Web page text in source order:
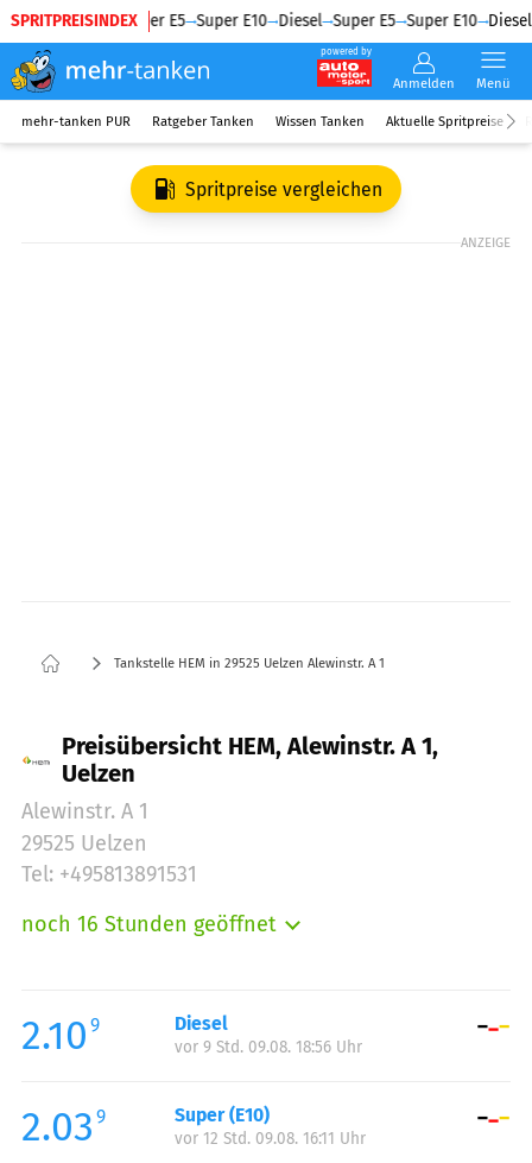
SPRITPREISINDEX
Diesel Super E5 Super E10 Diesel Super E5 Super E10 Diesel
powered by
Anmelden Menü
mehr-tanken PUR Ratgeber Tanken Wissen Tanken Aktuelle Spritpreise
Spritpreise vergleichen
ANZEIGE
Tankstelle HEM in 29525 Uelzen Alewinstr. A 1
Preisübersicht HEM, Alewinstr. A 1,
Uelzen
Alewinstr. A 1
29525 Uelzen
Tel: +495813891531
noch 16 Stunden geöffnet
Mittwoch:
06:00-23:00
Donnerstag:
Samstag:
07:00-23:00
Sonntag:
2.10 9 Diesel
vor 9 Std. 09.08. 18:56 Uhr
2.03 9 Super (E10)
vor 12 Std. 09.08. 16:11 Uhr